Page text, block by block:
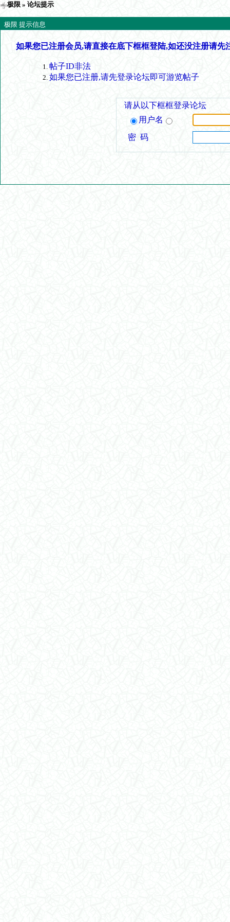
极限 » 论坛提示
极限 提示信息
如果您已注册会员,请直接在底下框框登陆,如还没注册请先
帖子ID非法
如果您已注册,请先登录论坛即可游览帖子
请从以下框框登录论坛
用户名
密 码